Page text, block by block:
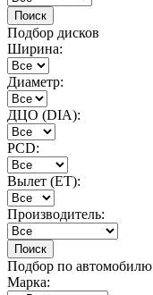
Подбор дисков
Ширина:
Диаметр:
ДЦО (DIA):
PCD:
Вылет (ET):
Производитель:
Подбор по автомобилю
Марка: